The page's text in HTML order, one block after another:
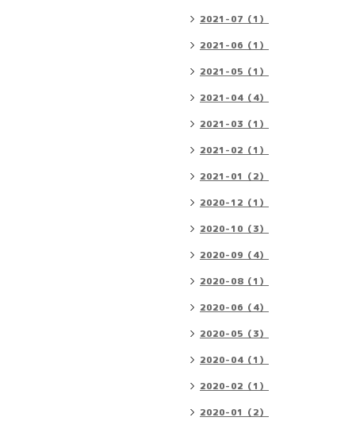
2021-07（1）
2021-06（1）
2021-05（1）
2021-04（4）
2021-03（1）
2021-02（1）
2021-01（2）
2020-12（1）
2020-10（3）
2020-09（4）
2020-08（1）
2020-06（4）
2020-05（3）
2020-04（1）
2020-02（1）
2020-01（2）